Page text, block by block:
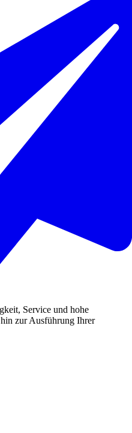
Service und hohe
zur Ausführung Ihrer